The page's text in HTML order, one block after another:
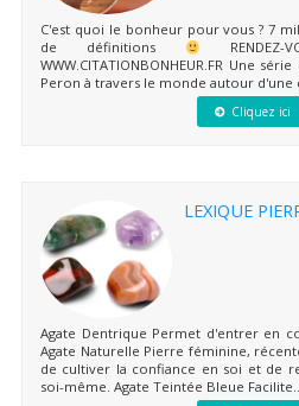
C'est quoi le bonheur pour vous ? 7
de définitions
WWW.CITATIONBONHEUR.FR Une
Peron à travers le monde autour
Cliquez ici
LEXIQUE
Agate Dentrique Permet d'entrer en
Agate Naturelle Pierre féminine,
de cultiver la confiance en soi et de
soi-même. Agate Teintée Bleue